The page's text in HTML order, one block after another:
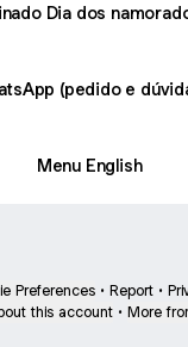
Dia dos
(pedido e
Menu English
Preferences • Report •
this account • More